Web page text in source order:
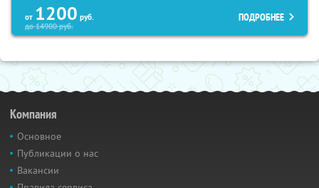
от 1200 руб.
до14900руб.
ПОДРОБНЕЕ
Компания
Основное
Публикации о нас
Вакансии